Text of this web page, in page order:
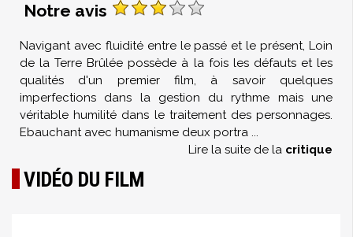
Notre avis
Navigant avec fluidité entre le passé et le présent, Loin
de la Terre Brûlée possède à la fois les défauts et les
qualités d'un premier film, à savoir quelques
imperfections dans la gestion du rythme mais une
véritable humilité dans le traitement des personnages.
Ebauchant avec humanisme deux portra ...
Lire la suite de la critique
VIDÉO DU FILM